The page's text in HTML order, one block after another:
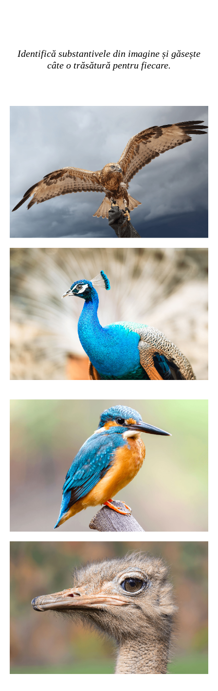
Identifică substantivele din imagine și găsește
câte o trăsătură pentru fiecare.